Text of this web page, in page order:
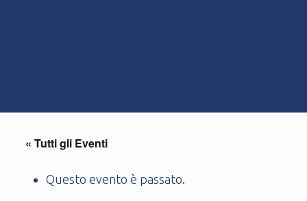
« Tutti gli Eventi
Questo evento è passato.